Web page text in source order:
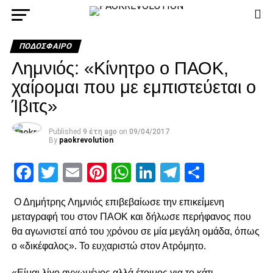
ΠΟΔΌΣΦΑΙΡΟ
Λημνιός: «Κίνητρο ο ΠΑΟΚ,
χαίρομαι που με εμπιστεύεται ο
Ίβιτς»
Published 9 έτη ago on 09/04/2017
By paokrevolution
Facebook
Twitter
EmailPinterest
WhatsApp
LinkedIn
Telegram
Ο Δημήτρης Λημνιός επιβεβαίωσε την επικείμενη
μεταγραφή του στον ΠΑΟΚ και δήλωσε περήφανος που
θα αγωνιστεί από του χρόνου σε μία μεγάλη ομάδα, όπως
ο «δικέφαλος». Το ευχαριστώ στον Ατρόμητο.